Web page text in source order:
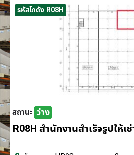
รหัสโกดัง R08H
สถานะ ว่าง
R08H สำนักงานสำเร็จรูปให้เ